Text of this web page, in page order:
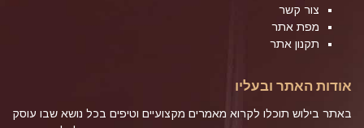
צור קשר
מפת אתר
תקנון אתר
אודות האתר ובעליו
באתר בילוש תוכלו לקרוא מאמרים מקצועיים וטיפים בכל נושא שבו עוסק